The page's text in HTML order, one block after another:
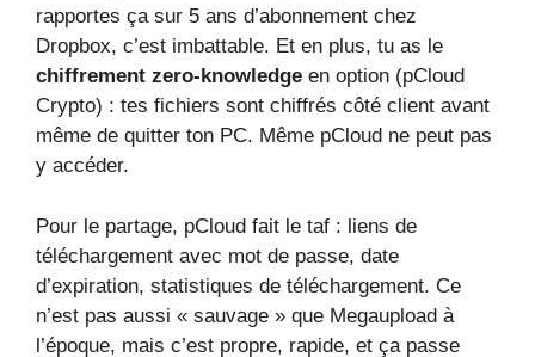
rapportes ça sur 5 ans d’abonnement chez
Dropbox, c’est imbattable. Et en plus, tu as le
chiffrement zero-knowledge en option (pCloud
Crypto) : tes fichiers sont chiffrés côté client avant
même de quitter ton PC. Même pCloud ne peut pas
y accéder.
Pour le partage, pCloud fait le taf : liens de
téléchargement avec mot de passe, date
d’expiration, statistiques de téléchargement. Ce
n’est pas aussi « sauvage » que Megaupload à
l’époque, mais c’est propre, rapide, et ça passe